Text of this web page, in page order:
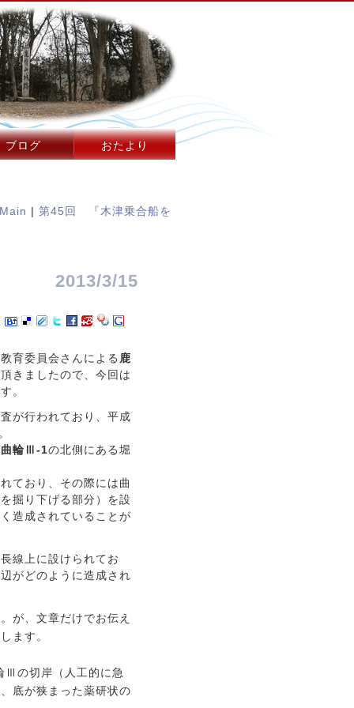
ブログ おたより
| 第45回 『木津乗合船を
2013/3/15
育委員会さんによる 鹿
きましたので、今回は
。
が行われており、平成
曲輪Ⅲ‐1の北側にある堀
ており、その際には曲
掘り下げる部分）を設
造成されていることが
線上に設けられてお
がどのように造成され
が、文章だけでお伝え
ます。
Ⅲの切岸（人工的に急
底が狭まった薬研状の